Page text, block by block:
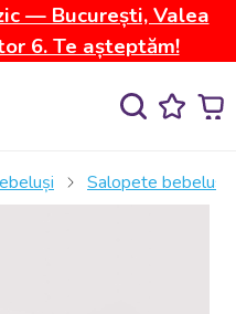
— București, Valea
6. Te așteptăm!
Salopete bebelusi